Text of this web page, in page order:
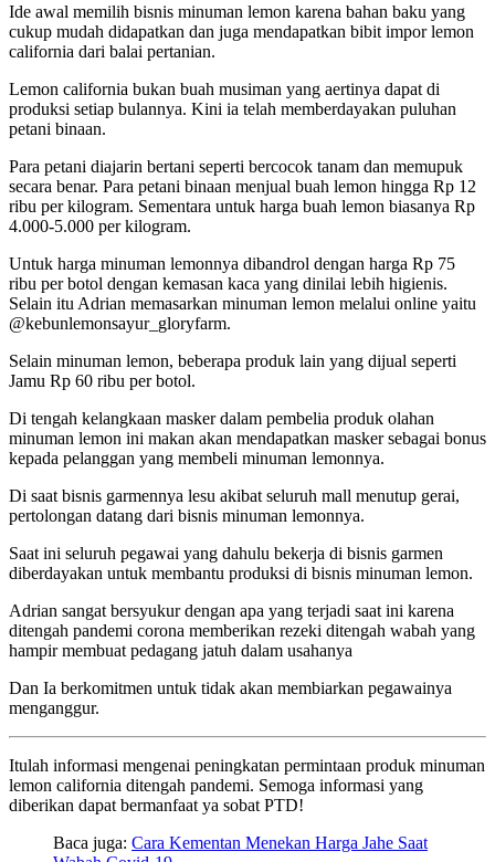
Ide awal memilih bisnis minuman lemon karena bahan baku yang
cukup mudah didapatkan dan juga mendapatkan bibit impor lemon
california dari balai pertanian.
Lemon california bukan buah musiman yang aertinya dapat di
produksi setiap bulannya. Kini ia telah memberdayakan puluhan
petani binaan.
Para petani diajarin bertani seperti bercocok tanam dan memupuk
secara benar. Para petani binaan menjual buah lemon hingga Rp 12
ribu per kilogram. Sementara untuk harga buah lemon biasanya Rp
4.000-5.000 per kilogram.
Untuk harga minuman lemonnya dibandrol dengan harga Rp 75
ribu per botol dengan kemasan kaca yang dinilai lebih higienis.
Selain itu Adrian memasarkan minuman lemon melalui online yaitu
@kebunlemonsayur_gloryfarm.
Selain minuman lemon, beberapa produk lain yang dijual seperti
Jamu Rp 60 ribu per botol.
Di tengah kelangkaan masker dalam pembelia produk olahan
minuman lemon ini makan akan mendapatkan masker sebagai bonus
kepada pelanggan yang membeli minuman lemonnya.
Di saat bisnis garmennya lesu akibat seluruh mall menutup gerai,
pertolongan datang dari bisnis minuman lemonnya.
Saat ini seluruh pegawai yang dahulu bekerja di bisnis garmen
diberdayakan untuk membantu produksi di bisnis minuman lemon.
Adrian sangat bersyukur dengan apa yang terjadi saat ini karena
ditengah pandemi corona memberikan rezeki ditengah wabah yang
hampir membuat pedagang jatuh dalam usahanya
Dan Ia berkomitmen untuk tidak akan membiarkan pegawainya
menganggur.
Itulah informasi mengenai peningkatan permintaan produk minuman
lemon california ditengah pandemi. Semoga informasi yang
diberikan dapat bermanfaat ya sobat PTD!
Baca juga: Cara Kementan Menekan Harga Jahe Saat